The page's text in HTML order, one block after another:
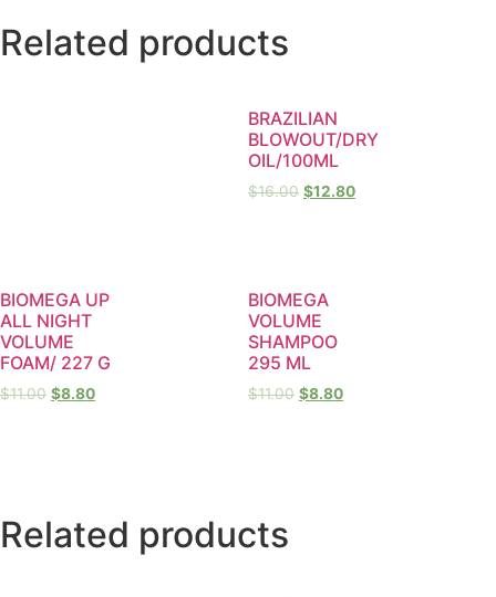
Related products
BRAZILIAN
BLOWOUT/DRY
OIL/100ML
$16.00 $12.80
BIOMEGA UP
ALL NIGHT
VOLUME
FOAM/ 227 G
$11.00 $8.80
BIOMEGA
VOLUME
SHAMPOO
295 ML
$11.00 $8.80
Related products